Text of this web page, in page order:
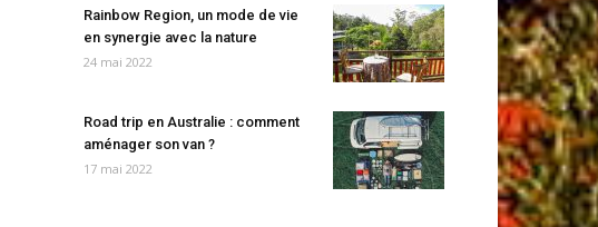
Rainbow Region, un mode de vie
en synergie avec la nature
24 mai 2022
Road trip en Australie : comment
aménager son van ?
17 mai 2022